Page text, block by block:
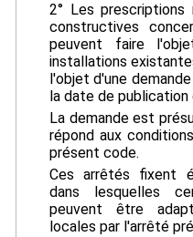
2° Les prescriptions
constructives
peuvent faire
installations
l'objet d'une
la date de publication
La demande est
répond aux
présent code.
Ces arrêtés fixent
dans lesquelles
peuvent être
locales par l'arrêté